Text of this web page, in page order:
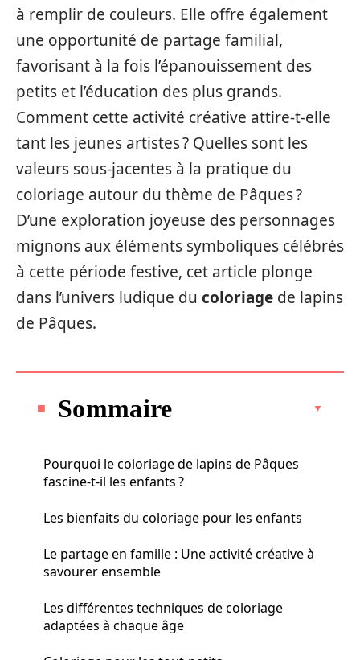
à remplir de couleurs. Elle offre également
une opportunité de partage familial,
favorisant à la fois l’épanouissement des
petits et l’éducation des plus grands.
Comment cette activité créative attire-t-elle
tant les jeunes artistes ? Quelles sont les
valeurs sous-jacentes à la pratique du
coloriage autour du thème de Pâques ?
D’une exploration joyeuse des personnages
mignons aux éléments symboliques célébrés
à cette période festive, cet article plonge
dans l’univers ludique du coloriage de lapins
de Pâques.
Sommaire
Pourquoi le coloriage de lapins de Pâques
fascine-t-il les enfants ?
Les bienfaits du coloriage pour les enfants
Le partage en famille : Une activité créative à
savourer ensemble
Les différentes techniques de coloriage
adaptées à chaque âge